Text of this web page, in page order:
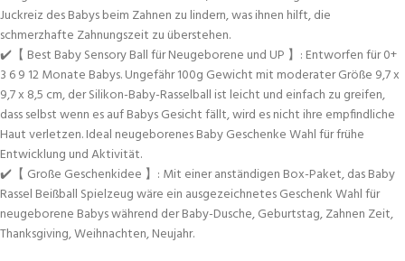
Juckreiz des Babys beim Zahnen zu lindern, was ihnen hilft, die
schmerzhafte Zahnungszeit zu überstehen.
✔️【 Best Baby Sensory Ball für Neugeborene und UP 】: Entworfen für 0+
3 6 9 12 Monate Babys. Ungefähr 100g Gewicht mit moderater Größe 9,7 x
9,7 x 8,5 cm, der Silikon-Baby-Rasselball ist leicht und einfach zu greifen,
dass selbst wenn es auf Babys Gesicht fällt, wird es nicht ihre empfindliche
Haut verletzen. Ideal neugeborenes Baby Geschenke Wahl für frühe
Entwicklung und Aktivität.
✔️【 Große Geschenkidee 】: Mit einer anständigen Box-Paket, das Baby
Rassel Beißball Spielzeug wäre ein ausgezeichnetes Geschenk Wahl für
neugeborene Babys während der Baby-Dusche, Geburtstag, Zahnen Zeit,
Thanksgiving, Weihnachten, Neujahr.